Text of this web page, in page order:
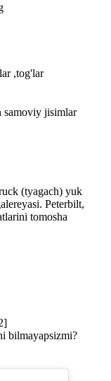
,tog'lar
samoviy jisimlar
(tyagach) yuk
Peterbilt,
tomosha
bilmayapsizmi?